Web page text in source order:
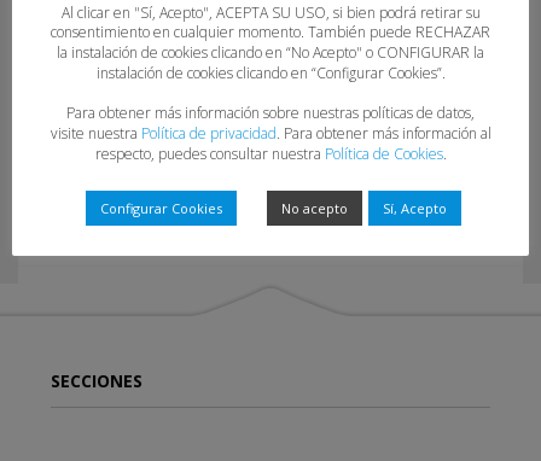
19-22-23
SECCIONES
Al clicar en "Sí, Acepto", ACEPTA SU USO, si bien podrá retirar su
consentimiento en cualquier momento. También puede RECHAZAR
la instalación de cookies clicando en “No Acepto" o CONFIGURAR la
instalación de cookies clicando en “Configurar Cookies”.
Para obtener más información sobre nuestras políticas de datos,
visite nuestra Política de privacidad. Para obtener más información al
respecto, puedes consultar nuestra Política de Cookies.
Configurar Cookies No acepto Sí, Acepto